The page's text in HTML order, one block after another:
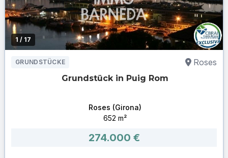
1 / 17
GRUNDSTÜCKE Roses
Grundstück in Puig Rom
Roses (Girona)
652 m²
274.000 €